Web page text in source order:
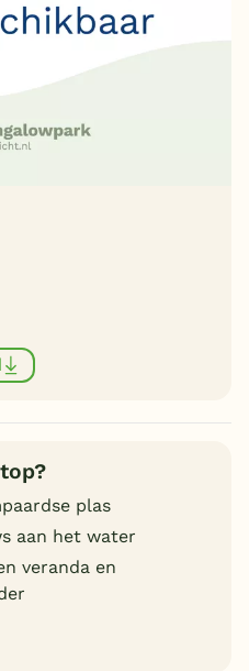
plas
aan het water
veranda en